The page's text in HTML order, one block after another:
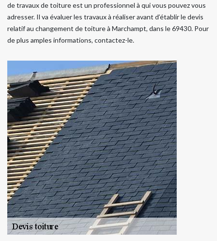
de travaux de toiture est un professionnel à qui vous pouvez vous
adresser. Il va évaluer les travaux à réaliser avant d’établir le devis
relatif au changement de toiture à Marchampt, dans le 69430. Pour
de plus amples informations, contactez-le.